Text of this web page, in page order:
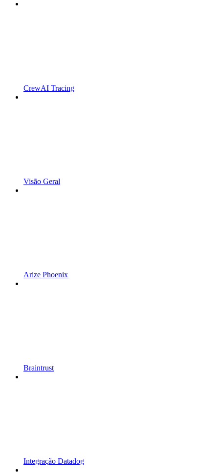
CrewAI Tracing
Visão Geral
Arize Phoenix
Braintrust
Integração Datadog